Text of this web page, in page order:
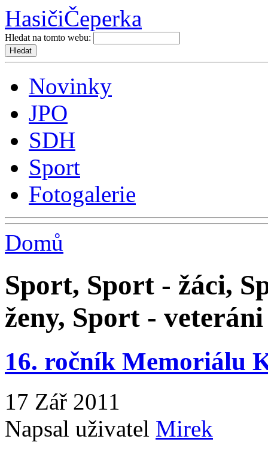
HasičiČeperka
Hledat na tomto webu:
Novinky
JPO
SDH
Sport
Fotogalerie
Domů
Sport, Sport - žáci,
ženy, Sport - veteráni
16. ročník Memoriálu
17 Zář 2011
Napsal uživatel Mirek